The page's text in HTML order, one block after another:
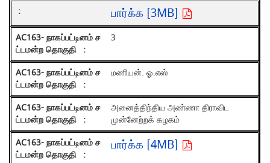
பார்க்க [3MB]
3
மணியன். ஓ.எஸ்
அனைத்திந்திய அண்ணா திராவிட
முன்னேற்றக் கழகம்
பார்க்க [4MB]